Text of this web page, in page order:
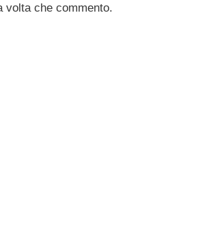
volta che commento.